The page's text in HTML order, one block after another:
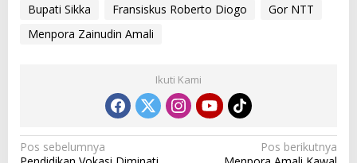
Bupati Sikka Fransiskus Roberto Diogo
Gor NTT
Menpora Zainudin Amali
Ikuti Kami
N
Pos sebelumnya
Pos berikutnya